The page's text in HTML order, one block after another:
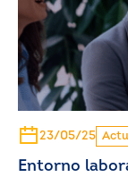
23/05/25
Entorno